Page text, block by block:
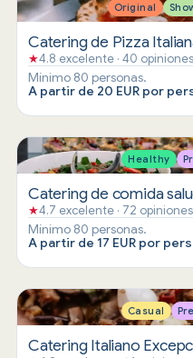
Original
Catering de Pizza
★4.8 excelente · 40 opiniones
Mínimo 80 personas.
A partir de 20 EUR por
Healthy
Catering de comida
★4.7 excelente · 72 opiniones
Mínimo 80 personas.
A partir de 17 EUR por
Casual
Catering Italiano